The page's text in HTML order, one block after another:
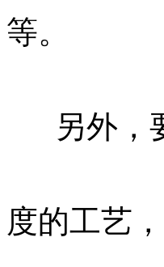
等。
另外，
度的工艺